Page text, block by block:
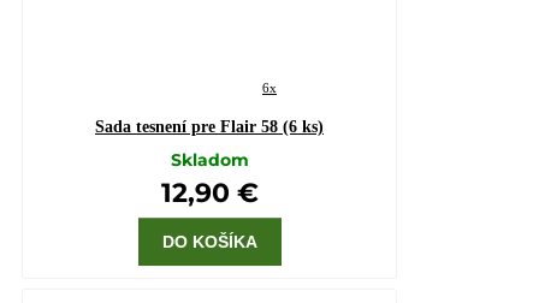
6x
Sada tesnení pre Flair 58 (6 ks)
Skladom
12,90 €
DO KOŠÍKA